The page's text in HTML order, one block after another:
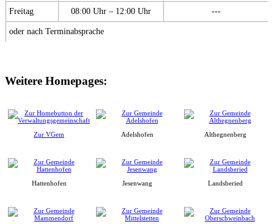
Freitag 08:00 Uhr – 12:00 Uhr ---
oder nach Terminabsprache
Weitere Homepages:
Zur VGem Adelshofen Althegnenberg
Hattenhofen Jesenwang Landsberied